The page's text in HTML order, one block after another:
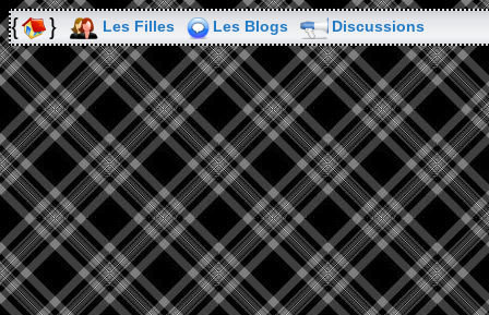
Les Filles Les Blogs Discussions